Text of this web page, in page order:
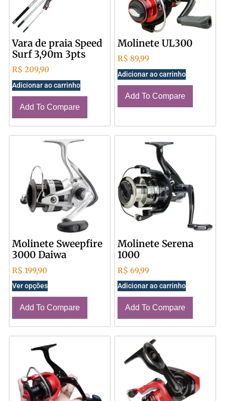
Vara de praia Speed
Surf 3,90m 3pts
R$ 209,90
Adicionar ao carrinho
Add To Compare
Molinete UL300
R$ 89,99
Adicionar ao carrinho
Add To Compare
Molinete Sweepfire
3000 Daiwa
R$ 199,90
Ver opções
Add To Compare
Molinete Serena
1000
R$ 69,99
Adicionar ao carrinho
Add To Compare